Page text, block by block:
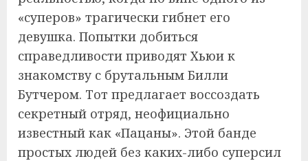
«суперов» трагически гибнет его
девушка. Попытки добиться
справедливости приводят Хьюи к
знакомству с брутальным Билли
Бутчером. Тот предлагает воссоздать
секретный отряд, неофициально
известный как «Пацаны». Этой банде
простых людей без каких-либо суперсил